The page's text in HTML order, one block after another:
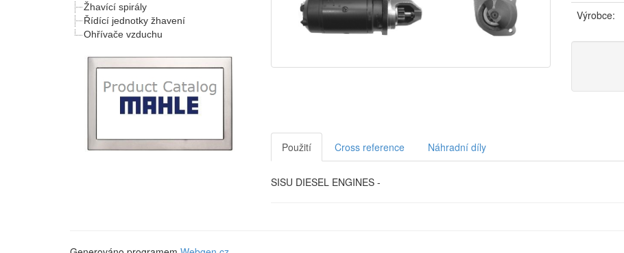
Žhavící spirály
Řídící jednotky žhavení
Ohřívače vzduchu
Výrobce:
Použití Cross reference Náhradní díly
SISU DIESEL ENGINES -